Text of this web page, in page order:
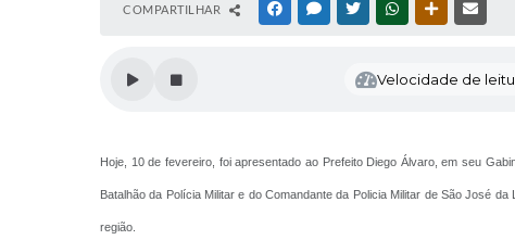
COMPARTILHAR FACEBOOKMESSENGER
TWITTERWHATSAPPOUTRAS
Velocidade de
Hoje, 10 de fevereiro, foi apresentado ao Prefeito Diego Álvaro, em seu
Batalhão da Polícia Militar e do Comandante da Policia Militar de São José
região.